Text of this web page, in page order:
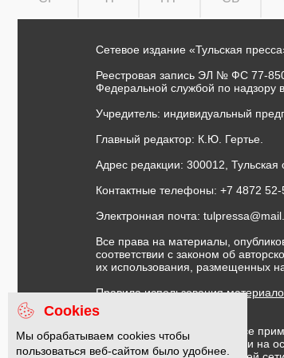
Сетевое издание «Тульская
Реестровая запись ЭЛ № ФС 77-
Федеральной службой по надзору
Учредитель: индивидуальный
Главный редактор: К.Ю. Гертье.
Адрес редакции: 300012, Тульская
Контактные телефоны: +7 4872
Электронная почта:
Все права на материалы,
соответствии с законом об
их использования, размещенных
Правила использования
Договор публичной оферты
На информационном ресурсе
предоставления информации на
Cookies
Мы обрабатываем cookies чтобы
пользоваться веб-сайтом было удобнее.